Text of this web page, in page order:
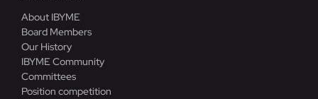
About IBYME
Board Members
Our History
IBYME Community
Committees
Position competition